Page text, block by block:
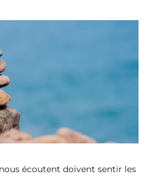
écoutent doivent sentir les